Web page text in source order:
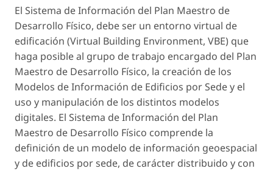
El Sistema de Información del Plan Maestro de
Desarrollo Físico, debe ser un entorno virtual de
edificación (Virtual Building Environment, VBE) que
haga posible al grupo de trabajo encargado del Plan
Maestro de Desarrollo Físico, la creación de los
Modelos de Información de Edificios por Sede y el
uso y manipulación de los distintos modelos
digitales. El Sistema de Información del Plan
Maestro de Desarrollo Físico comprende la
definición de un modelo de información geoespacial
y de edificios por sede, de carácter distribuido y con